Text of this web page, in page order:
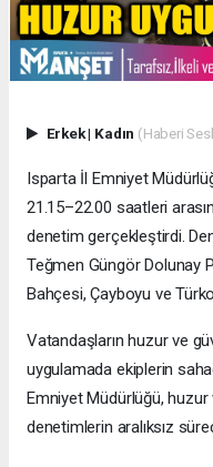
Erkek| Kadın (Haberi
Isparta İl Emniyet
21.15–22.00 saatleri
denetim gerçekleştirdi.
Teğmen Güngör Dolunay
Bahçesi, Çayboyu ve
Vatandaşların huzur ve
uygulamada ekiplerin
Emniyet Müdürlüğü, huzur
denetimlerin aralıksız